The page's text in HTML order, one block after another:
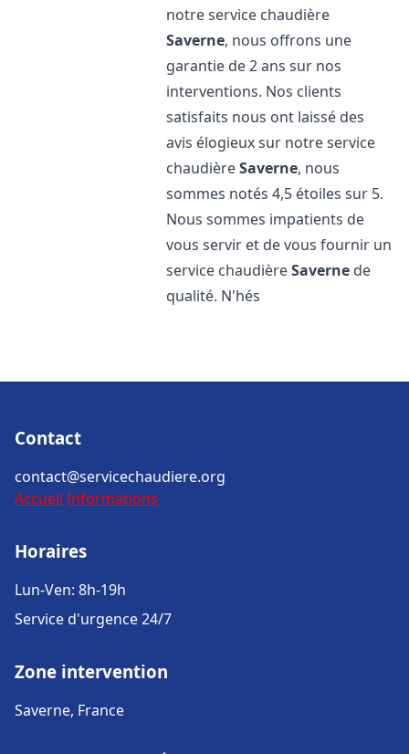
notre service chaudière
Saverne, nous offrons une
garantie de 2 ans sur nos
interventions. Nos clients
satisfaits nous ont laissé des
avis élogieux sur notre service
chaudièreSaverne, nous
sommes notés 4,5 étoiles sur 5.
Nous sommes impatients de
vous servir et de vous fournir un
service chaudièreSaverne de
qualité. N'hés
Contact
contact@servicechaudiere.org
Accueil Informations
Horaires
Lun-Ven: 8h-19h
Service d'urgence 24/7
Zone intervention
Saverne, France